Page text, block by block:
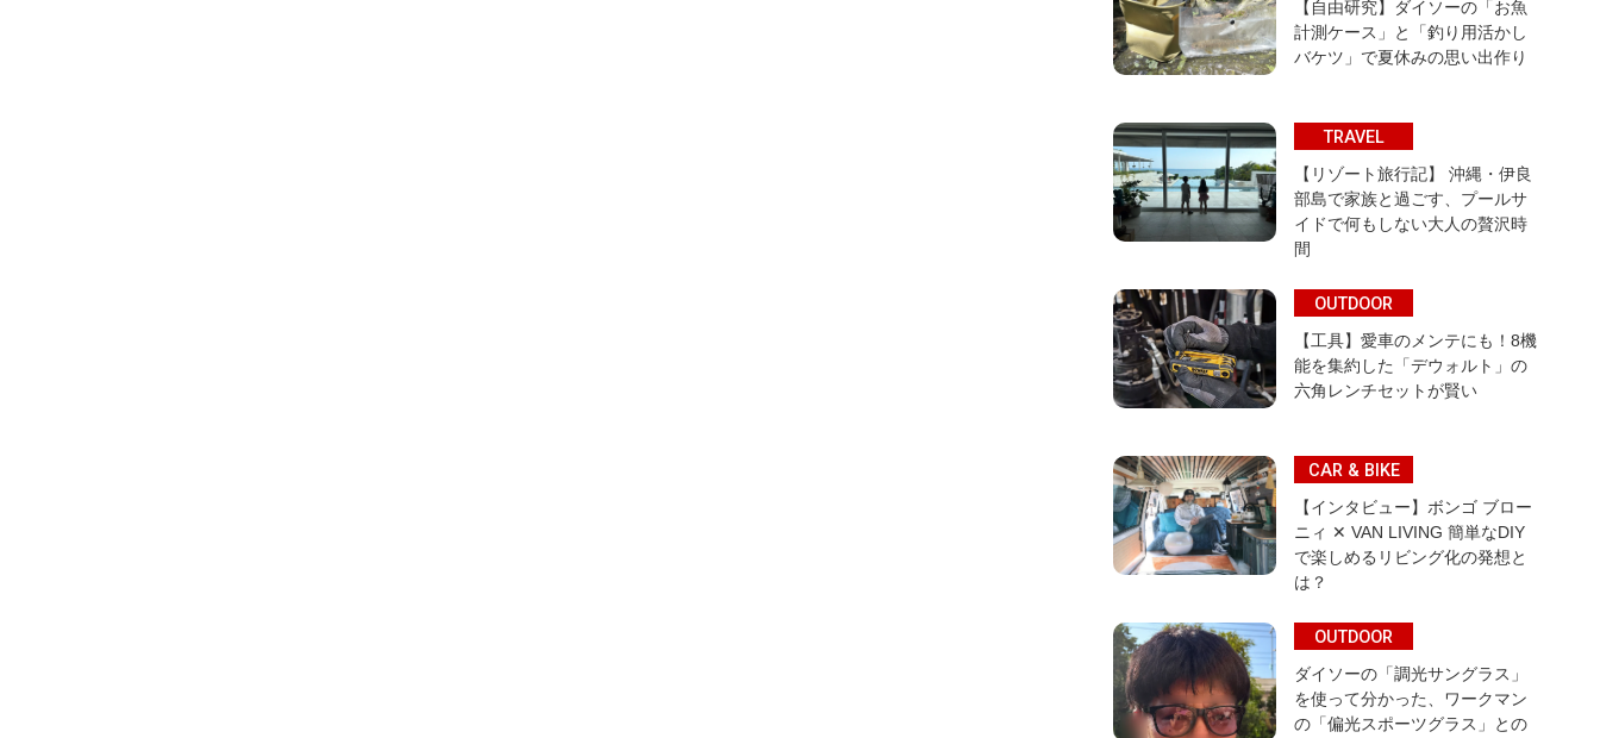
【自由研究】ダイソーの「お魚
計測ケース」と「釣り用活かし
バケツ」で夏休みの思い出作り
TRAVEL
【リゾート旅行記】 沖縄・伊良
部島で家族と過ごす、プールサ
イドで何もしない大人の贅沢時
間
OUTDOOR
【工具】愛車のメンテにも！8機
能を集約した「デウォルト」の
六角レンチセットが賢い
CAR & BIKE
【インタビュー】ボンゴ ブロー
ニィ ✕ VAN LIVING 簡単なDIY
で楽しめるリビング化の発想と
は？
OUTDOOR
ダイソーの「調光サングラス」
を使って分かった、ワークマン
の「偏光スポーツグラス」との